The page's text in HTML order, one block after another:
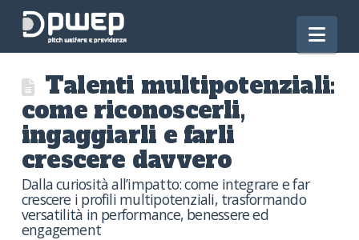
Talenti multipotenziali:
come riconoscerli,
ingaggiarli e farli
crescere davvero
Dalla curiosità all’impatto: come integrare e far
crescere i profili multipotenziali, trasformando
versatilità in performance, benessere ed
engagement